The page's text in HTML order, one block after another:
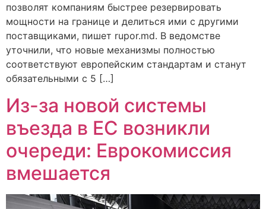
позволят компаниям быстрее резервировать
мощности на границе и делиться ими с другими
поставщиками, пишет rupor.md. В ведомстве
уточнили, что новые механизмы полностью
соответствуют европейским стандартам и станут
обязательными с 5 […]
Из-за новой системы
въезда в ЕС возникли
очереди: Еврокомиссия
вмешается